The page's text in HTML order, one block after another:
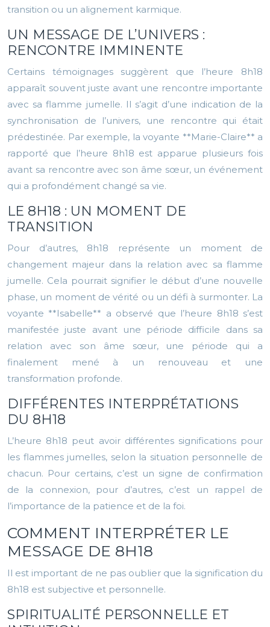
transition ou un alignement karmique.
UN MESSAGE DE L’UNIVERS :
RENCONTRE IMMINENTE
Certains témoignages suggèrent que l’heure 8h18
apparaît souvent juste avant une rencontre importante
avec sa flamme jumelle. Il s’agit d’une indication de la
synchronisation de l’univers, une rencontre qui était
prédestinée. Par exemple, la voyante **Marie-Claire** a
rapporté que l’heure 8h18 est apparue plusieurs fois
avant sa rencontre avec son âme sœur, un événement
qui a profondément changé sa vie.
LE 8H18 : UN MOMENT DE
TRANSITION
Pour d’autres, 8h18 représente un moment de
changement majeur dans la relation avec sa flamme
jumelle. Cela pourrait signifier le début d’une nouvelle
phase, un moment de vérité ou un défi à surmonter. La
voyante **Isabelle** a observé que l’heure 8h18 s’est
manifestée juste avant une période difficile dans sa
relation avec son âme sœur, une période qui a
finalement mené à un renouveau et une
transformation profonde.
DIFFÉRENTES INTERPRÉTATIONS
DU 8H18
L’heure 8h18 peut avoir différentes significations pour
les flammes jumelles, selon la situation personnelle de
chacun. Pour certains, c’est un signe de confirmation
de la connexion, pour d’autres, c’est un rappel de
l’importance de la patience et de la foi.
COMMENT INTERPRÉTER LE
MESSAGE DE 8H18
Il est important de ne pas oublier que la signification du
8h18 est subjective et personnelle.
SPIRITUALITÉ PERSONNELLE ET